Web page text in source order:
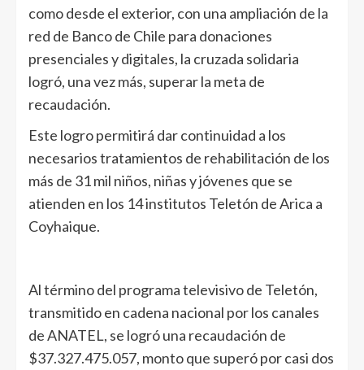
como desde el exterior, con una ampliación de la
red de Banco de Chile para donaciones
presenciales y digitales, la cruzada solidaria
logró, una vez más, superar la meta de
recaudación.
Este logro permitirá dar continuidad a los
necesarios tratamientos de rehabilitación de los
más de 31 mil niños, niñas y jóvenes que se
atienden en los 14 institutos Teletón de Arica a
Coyhaique.
Al término del programa televisivo de Teletón,
transmitido en cadena nacional por los canales
de ANATEL, se logró una recaudación de
$37.327.475.057, monto que superó por casi dos